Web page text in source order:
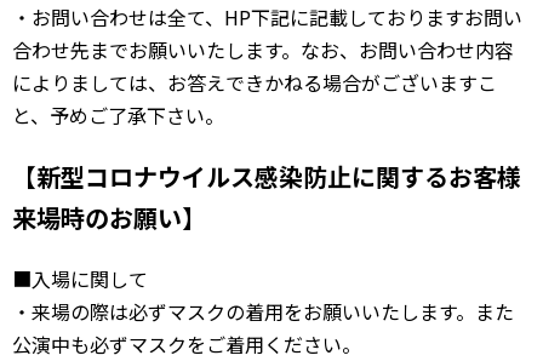
・お問い合わせは全て、HP下記に記載しておりますお問い
合わせ先までお願いいたします。なお、お問い合わせ内容
によりましては、お答えできかねる場合がございますこ
と、予めご了承下さい。
【新型コロナウイルス感染防止に関するお客様
来場時のお願い】
■入場に関して
・来場の際は必ずマスクの着用をお願いいたします。また
公演中も必ずマスクをご着用ください。